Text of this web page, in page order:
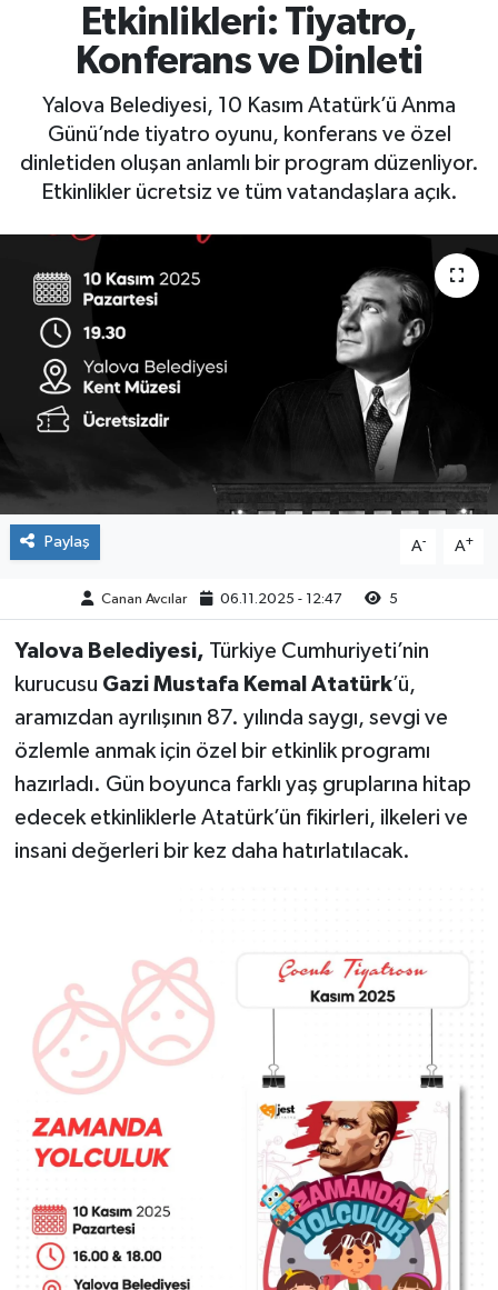
Etkinlikleri: Tiyatro,
Konferans ve Dinleti
Yalova Belediyesi, 10 Kasım Atatürk’ü Anma
Günü’nde tiyatro oyunu, konferans ve özel
dinletiden oluşan anlamlı bir program düzenliyor.
Etkinlikler ücretsiz ve tüm vatandaşlara açık.
Paylaş A- A+
Canan Avcılar 06.11.2025 - 12:47 5
Yalova Belediyesi, Türkiye Cumhuriyeti’nin
kurucusu Gazi Mustafa Kemal Atatürk’ü,
aramızdan ayrılışının 87. yılında saygı, sevgi ve
özlemle anmak için özel bir etkinlik programı
hazırladı. Gün boyunca farklı yaş gruplarına hitap
edecek etkinliklerle Atatürk’ün fikirleri, ilkeleri ve
insani değerleri bir kez daha hatırlatılacak.
Yaşam